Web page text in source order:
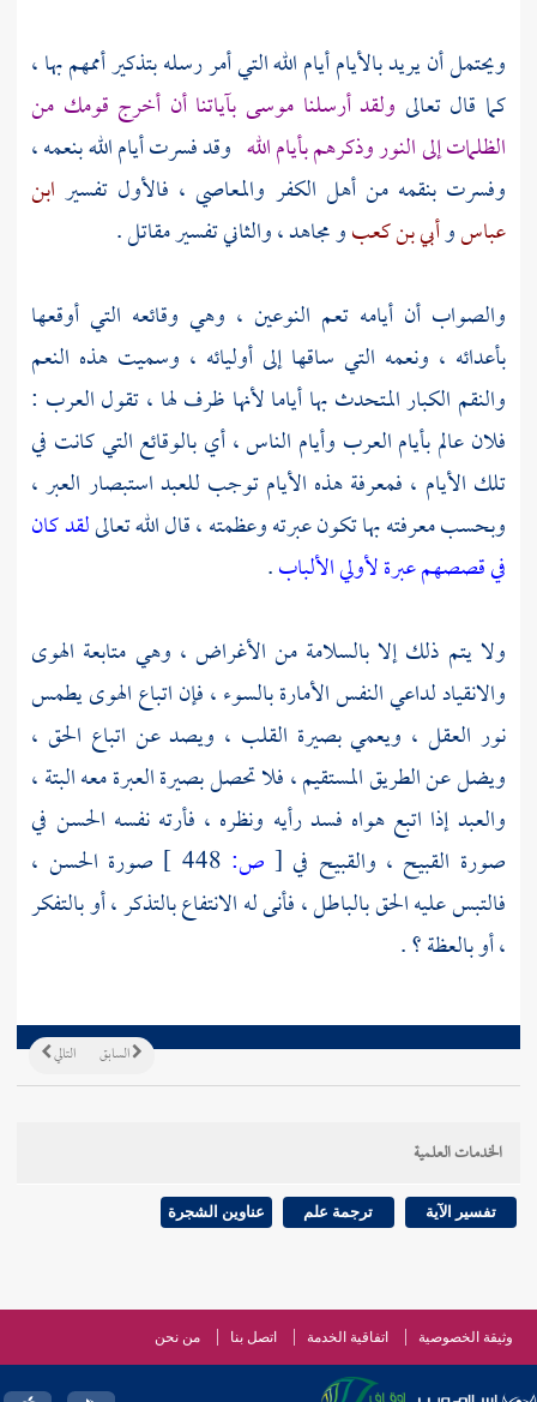
ويحتمل أن يريد بالأيام أيام الله التي أمر رسله بتذكير أممهم بها ،
كما قال تعالى ولقد أرسلنا موسى بآياتنا أن أخرج قومك من
الظلمات إلى النور وذكرهم بأيام الله وقد فسرت أيام الله بنعمه ،
وفسرت بنقمه من أهل الكفر والمعاصي ، فالأول تفسير ابن
عباسوأبي بن كعبومجاهد، والثاني تفسيرمقاتل.
والصواب أن أيامه تعم النوعين ، وهي وقائعه التي أوقعها
بأعدائه ، ونعمه التي ساقها إلى أوليائه ، وسميت هذه النعم
والنقم الكبار المتحدث بها أياما لأنها ظرف لها ، تقول العرب :
فلان عالم بأيام العرب وأيام الناس ، أي بالوقائع التي كانت في
تلك الأيام ، فمعرفة هذه الأيام توجب للعبد استبصار العبر ،
وبحسب معرفته بها تكون عبرته وعظمته ، قال الله تعالىلقد كان
في قصصهم عبرة لأولي الألباب.
ولا يتم ذلك إلا بالسلامة من الأغراض ، وهي متابعة الهوى
والانقياد لداعي النفس الأمارة بالسوء ، فإن اتباع الهوى يطمس
نور العقل ، ويعمي بصيرة القلب ، ويصد عن اتباع الحق ،
ويضل عن الطريق المستقيم ، فلا تحصل بصيرة العبرة معه البتة ،
والعبد إذا اتبع هواه فسد رأيه ونظره ، فأرته نفسه الحسن في
صورة القبيح ، والقبيح في [ ص:
صورة الحسن ،
فالتبس عليه الحق بالباطل ، فأنى له الانتفاع بالتذكر ، أو بالتفكر
، أو بالعظة ؟ .
التالي السابق
الخدمات العلمية
تفسير الآية ترجمة علم عناوين الشجرة
وثيقة الخصوصية اتفاقية الخدمة اتصل بنا من نحن